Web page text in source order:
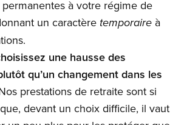
à votre régime de
un caractère temporaire à
une hausse des
qu’un changement dans les
prestations de retraite sont si
devant un choix difficile, il vaut